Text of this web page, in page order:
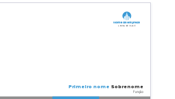
Primeiro nome Sobrenome
Função
Nome da empresa
Linha de base